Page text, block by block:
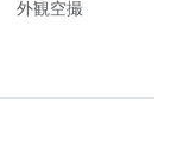
外観空撮